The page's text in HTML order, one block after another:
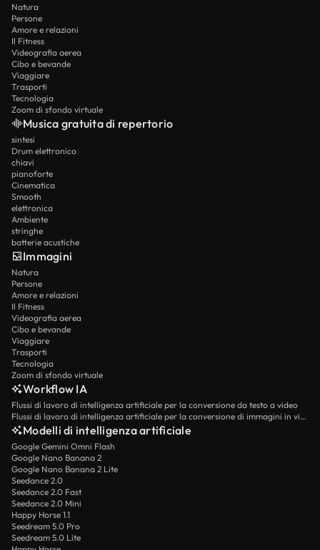
Natura
Persone
Amore e relazioni
Il Fitness
Videografia aerea
Cibo e bevande
Viaggiare
Trasporti
Tecnologia
Zoom di sfondo virtuale
Musica gratuita di repertorio
sintesi
Drum elettronico
chiavi
pianoforte
Cinematica
Smooth
elettronica
Ambiente
stringhe
batterie acustiche
Immagini
Natura
Persone
Amore e relazioni
Il Fitness
Videografia aerea
Cibo e bevande
Viaggiare
Trasporti
Tecnologia
Zoom di sfondo virtuale
Workflow IA
Flussi di lavoro di intelligenza artificiale per la conversione da testo a video
Flussi di lavoro di intelligenza artificiale per la conversione di immagini in video
Modelli di intelligenza artificiale
Google Gemini Omni Flash
Google Nano Banana 2
Google Nano Banana 2 Lite
Seedance 2.0
Seedance 2.0 Fast
Seedance 2.0 Mini
Happy Horse 1.1
Seedream 5.0 Pro
Seedream 5.0 Lite